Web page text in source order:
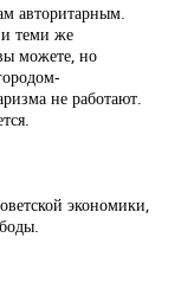
авторитарным.
и теми же
можете, но
не работают.
экономики,